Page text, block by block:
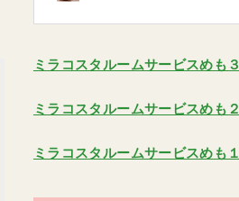
ミラコスタルームサービスめも３
ミラコスタルームサービスめも２
ミラコスタルームサービスめも１